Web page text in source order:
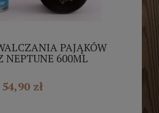
PAJĄKÓW
NEPTUNE 600ML
54,90 zł